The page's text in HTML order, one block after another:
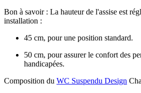
Bon à savoir : La hauteur de l'assise est
installation :
45 cm, pour une position standard.
50 cm, pour assurer le confort des
handicapées.
Composition du WC Suspendu Design